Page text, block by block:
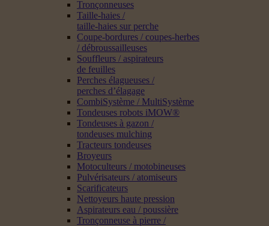
Tronçonneuses
Taille-haies /
taille-haies sur perche
Coupe-bordures / coupes-herbes
/ débroussailleuses
Souffleurs / aspirateurs
de feuilles
Perches élagueuses /
perches d’élagage
CombiSystème / MultiSystème
Tondeuses robots iMOW®
Tondeuses à gazon /
tondeuses mulching
Tracteurs tondeuses
Broyeurs
Motoculteurs / motobineuses
Pulvérisateurs / atomiseurs
Scarificateurs
Nettoyeurs haute pression
Aspirateurs eau / poussière
Tronçonneuse à pierre /